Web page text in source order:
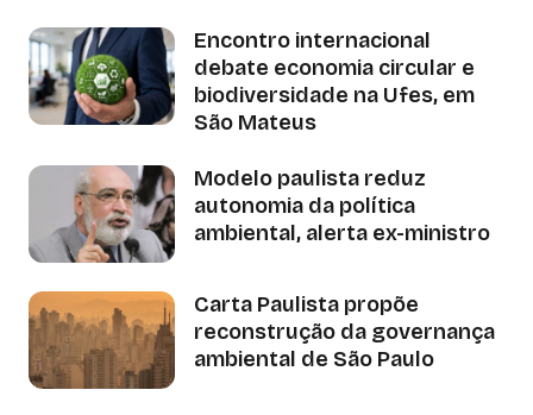
Encontro internacional
debate economia circular e
biodiversidade na Ufes, em
São Mateus
Modelo paulista reduz
autonomia da política
ambiental, alerta ex-ministro
Carta Paulista propõe
reconstrução da governança
ambiental de São Paulo